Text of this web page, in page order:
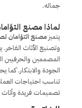
جماله.
لماذا مصنع
يتميزمصنع التؤامان
وتصنيع الأثاث
المصممين والحرفيين
الجودة والابتكار.
تناسب احتياجات
تصميمات فريدة وأثاث